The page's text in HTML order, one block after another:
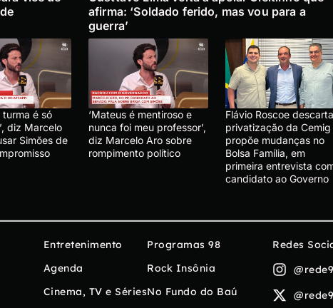
afirma: ‘Soldado ferido, mas vou para a
guerra’
turma é só
diz Marcelo
Simões de
‘Mateus é mentiroso e
nunca foi meu professor’,
diz Marcelo Aro sobre
rompimento político
Flávio Roscoe descarta
privatização da Cemig
propõe mudanças no
Bolsa Família, em
primeira entrevista
candidato ao Governo
Entretenimento
Agenda
Cinema, TV e Séries
Programas 98
Rock Insônia
No Fundo do Baú
Redes